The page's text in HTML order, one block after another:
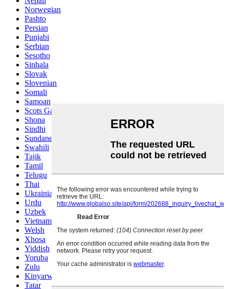
Norwegian
Pashto
Persian
Punjabi
Serbian
Sesotho
Sinhala
Slovak
Slovenian
Somali
Samoan
Scots Gaelic
Shona
Sindhi
Sundanese
Swahili
Tajik
Tamil
Telugu
Thai
Ukrainian
Urdu
Uzbek
Vietnamese
Welsh
Xhosa
Yiddish
Yoruba
Zulu
Kinyarwanda
Tatar